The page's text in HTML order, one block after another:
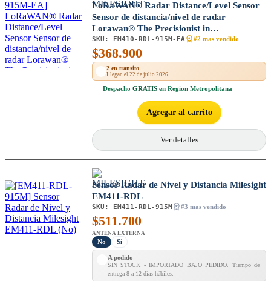
LoRaWAN® Radar Distance/Level Sensor
Sensor de distancia/nivel de radar
Lorawan® The Precisionist in
Measurement El precisionista en la
SKU: EM410-RDL-915M-EA #2 mas vendido
$368.900
2 en transito
Llegan el 22 de julio 2026
Despacho GRATIS en Region Metropolitana
Agregar al carrito
Ver detalles
Sensor Radar de Nivel y Distancia Milesight
EM411-RDL
SKU: EM411-RDL-915M #3 mas vendido
$511.700
ANTENA EXTERNA
No Si
A pedido
SIN STOCK - IMPORTADO BAJO PEDIDO. Tiempo de
entrega 8 a 12 días hábiles.